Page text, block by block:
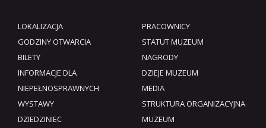
LOKALIZACJA
GODZINY OTWARCIA
BILETY
INFORMACJE DLA
NIEPEŁNOSPRAWNYCH
WYSTAWY
DZIEDZINIEC
PRACOWNICY
STATUT MUZEUM
NAGRODY
DZIEJE MUZEUM
MEDIA
STRUKTURA ORGANIZACYJNA
MUZEUM